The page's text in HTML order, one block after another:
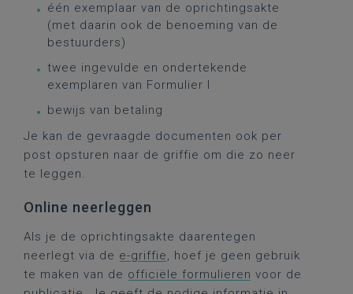
één exemplaar van de oprichtingsakte
(met daarin ook de benoeming van de
bestuurders)
twee ingevulde en ondertekende
exemplaren van Formulier I
bewijs van betaling
Je kan de gevraagde documenten ook per
post opsturen naar de griffie om die zo neer
te leggen.
Online neerleggen
Als je de oprichtingsakte daarentegen
neerlegt via de e-griffie, hoef je geen gebruik
te maken van de officiële formulieren voor de